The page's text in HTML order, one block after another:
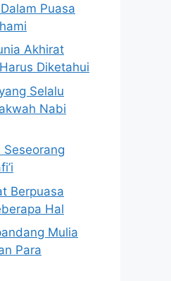
Puasa
Akhirat
Diketahui
Selalu
Nabi
Berpuasa
Hal
Mulia
Para